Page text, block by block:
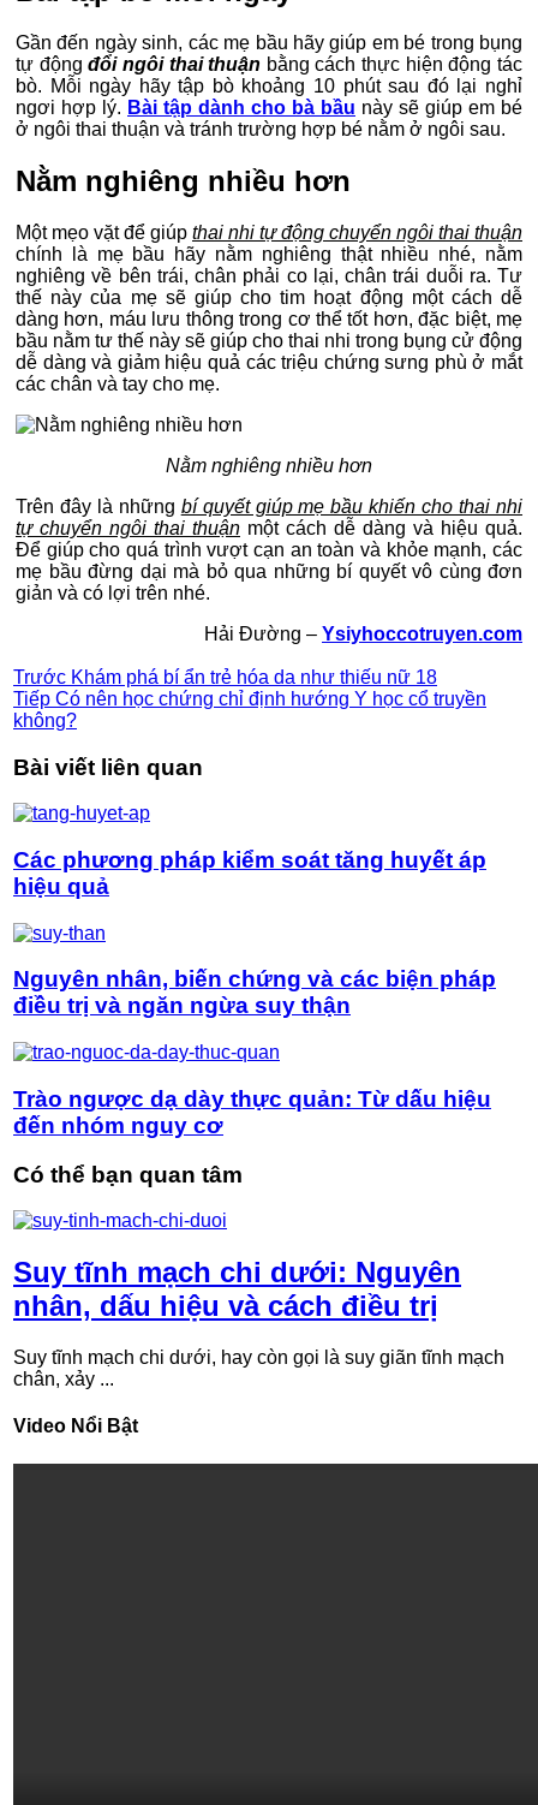
Gần đến ngày sinh, các mẹ bầu hãy giúp em bé trong bụng
tự độngđổi ngôi thai thuận bằng cách thực hiện động tác
bò. Mỗi ngày hãy tập bò khoảng 10 phút sau đó lại nghỉ
ngơi hợp lý. Bài tập dành cho bà bầu này sẽ giúp em bé
ở ngôi thai thuận và tránh trường hợp bé nằm ở ngôi sau.
Nằm nghiêng nhiều hơn
Một mẹo vặt để giúp thai nhi tự động chuyển ngôi thai thuận
chính là mẹ bầu hãy nằm nghiêng thật nhiều nhé, nằm
nghiêng về bên trái, chân phải co lại, chân trái duỗi ra. Tư
thế này của mẹ sẽ giúp cho tim hoạt động một cách dễ
dàng hơn, máu lưu thông trong cơ thể tốt hơn, đặc biệt, mẹ
bầu nằm tư thế này sẽ giúp cho thai nhi trong bụng cử động
dễ dàng và giảm hiệu quả các triệu chứng sưng phù ở mắt
các chân và tay cho mẹ.
Nằm nghiêng nhiều hơn
Trên đây là những bí quyết giúp mẹ bầu khiến cho thai nhi
tự chuyển ngôi thai thuận một cách dễ dàng và hiệu quả.
Để giúp cho quá trình vượt cạn an toàn và khỏe mạnh, các
mẹ bầu đừng dại mà bỏ qua những bí quyết vô cùng đơn
giản và có lợi trên nhé.
Hải Đường – Ysiyhoccotruyen.com
Trước Khám phá bí ẩn trẻ hóa da như thiếu nữ 18
Tiếp Có nên học chứng chỉ định hướng Y học cổ truyền
không?
Bài viết liên quan
Các phương pháp kiểm soát tăng huyết áp
hiệu quả
Nguyên nhân, biến chứng và các biện pháp
điều trị và ngăn ngừa suy thận
Trào ngược dạ dày thực quản: Từ dấu hiệu
đến nhóm nguy cơ
Có thể bạn quan tâm
Suy tĩnh mạch chi dưới: Nguyên
nhân, dấu hiệu và cách điều trị
Suy tĩnh mạch chi dưới, hay còn gọi là suy giãn tĩnh mạch
chân, xảy ...
Video Nổi Bật